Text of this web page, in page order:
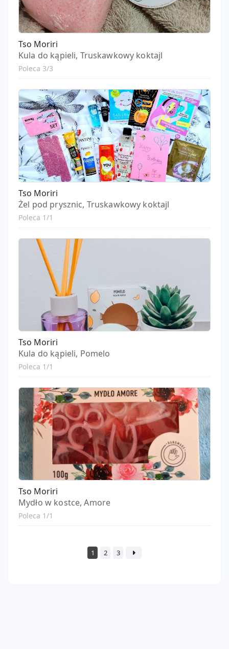
Tso Moriri
Kula do kąpieli, Truskawkowy koktajl
Poleca 3/3
Tso Moriri
Żel pod prysznic, Truskawkowy koktajl
Poleca 1/1
Tso Moriri
Kula do kąpieli, Pomelo
Poleca 1/1
Tso Moriri
Mydło w kostce, Amore
Poleca 1/1
1 2 3